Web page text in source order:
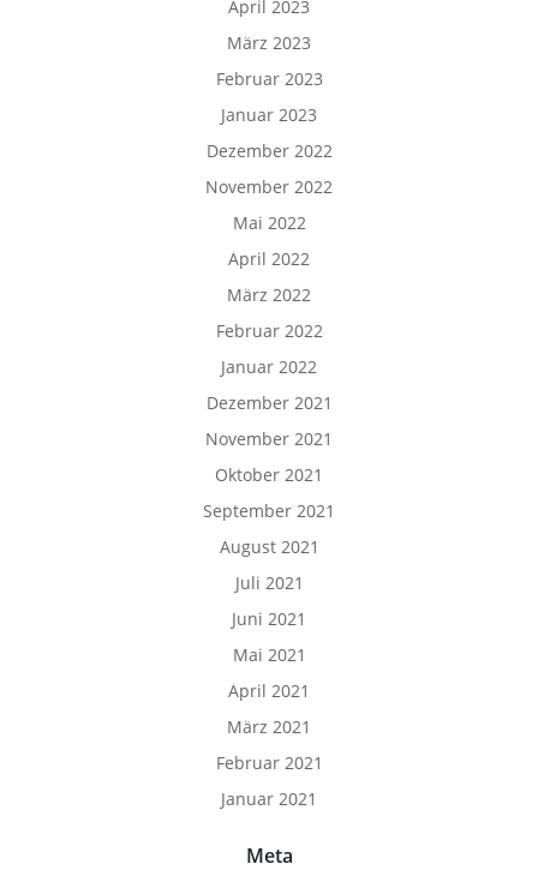
April 2023
März 2023
Februar 2023
Januar 2023
Dezember 2022
November 2022
Mai 2022
April 2022
März 2022
Februar 2022
Januar 2022
Dezember 2021
November 2021
Oktober 2021
September 2021
August 2021
Juli 2021
Juni 2021
Mai 2021
April 2021
März 2021
Februar 2021
Januar 2021
Meta